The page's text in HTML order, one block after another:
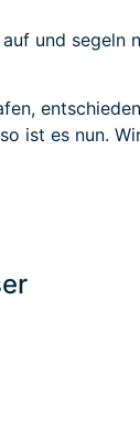
und segeln
ist es nun.